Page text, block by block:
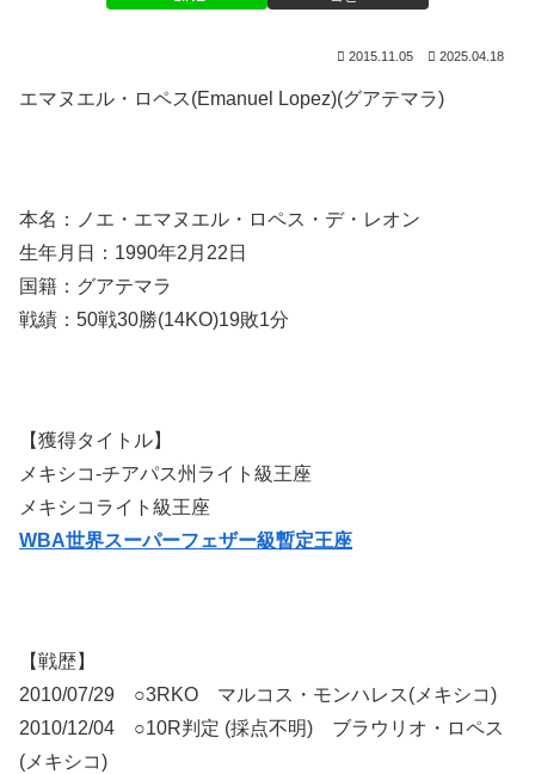
2015.11.05 2025.04.18
エマヌエル・ロペス(Emanuel Lopez)(グアテマラ)
本名：ノエ・エマヌエル・ロペス・デ・レオン
生年月日：1990年2月22日
国籍：グアテマラ
戦績：50戦30勝(14KO)19敗1分
【獲得タイトル】
メキシコ-チアパス州ライト級王座
メキシコライト級王座
WBA世界スーパーフェザー級暫定王座
【戦歴】
2010/07/29 ○3RKO マルコス・モンハレス(メキシコ)
2010/12/04 ○10R判定 (採点不明) ブラウリオ・ロペス
(メキシコ)